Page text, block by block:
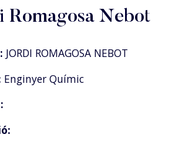
Romagosa Nebot
JORDI ROMAGOSA NEBOT
Enginyer Químic